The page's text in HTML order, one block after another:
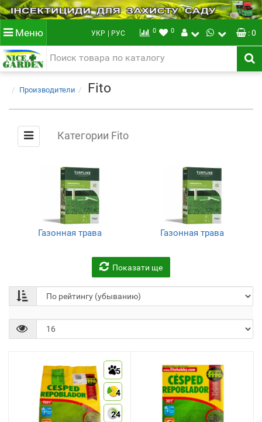
Меню УКР | РУС 0 0 : 0
Производители Fito
Категории Fito
Газонная трава
Газонная трава
Показати ще
5
4
24